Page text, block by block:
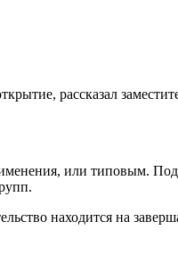
рассказал
или типовым.
находится на